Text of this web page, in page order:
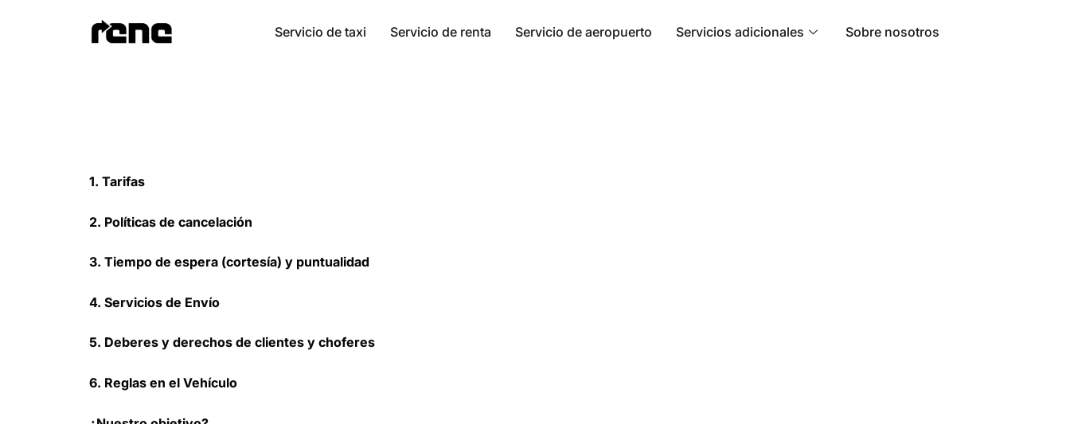
Servicio de taxi Servicio de renta Servicio de aeropuerto Servicios adicionales Sobre nosotros
1. Tarifas
2. Políticas de cancelación
3. Tiempo de espera (cortesía) y puntualidad
4. Servicios de Envío
5. Deberes y derechos de clientes y choferes
6. Reglas en el Vehículo